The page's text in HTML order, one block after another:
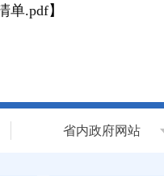
单.pdf】
省内政府网站